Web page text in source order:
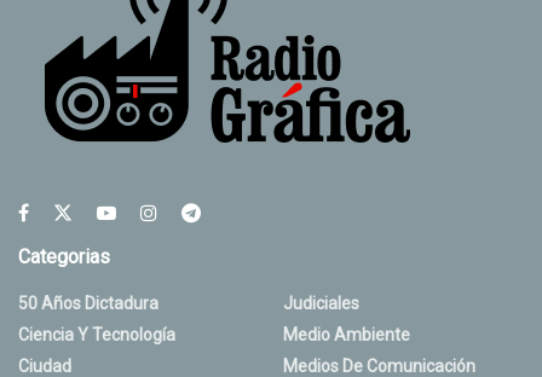
Categorias
50 Años Dictadura
Ciencia Y Tecnología
Ciudad
Judiciales
Medio Ambiente
Medios De Comunicación